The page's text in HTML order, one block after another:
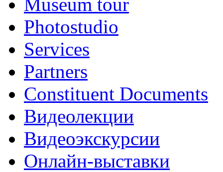
Photostudio
Services
Partners
Constituent Documents
Видеолекции
Видеоэкскурсии
Онлайн-выставки